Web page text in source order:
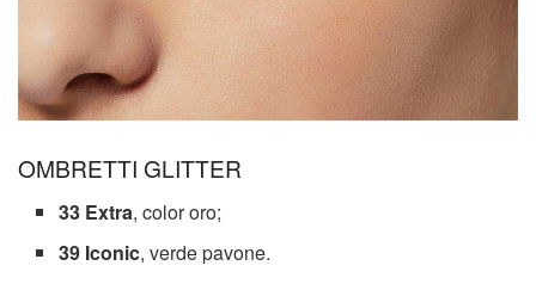
OMBRETTI GLITTER
33 Extra, color oro;
39 Iconic, verde pavone.